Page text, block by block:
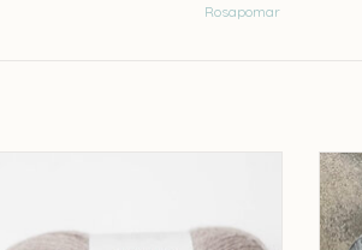
Handwas
Iro Iro socks
Rosapomar
TOEVOEGEN AAN WINKELWAGEN